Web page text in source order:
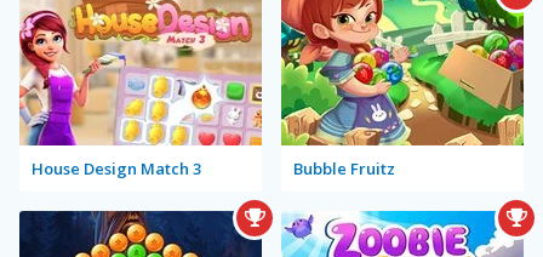
House Design Match 3 Bubble Fruitz